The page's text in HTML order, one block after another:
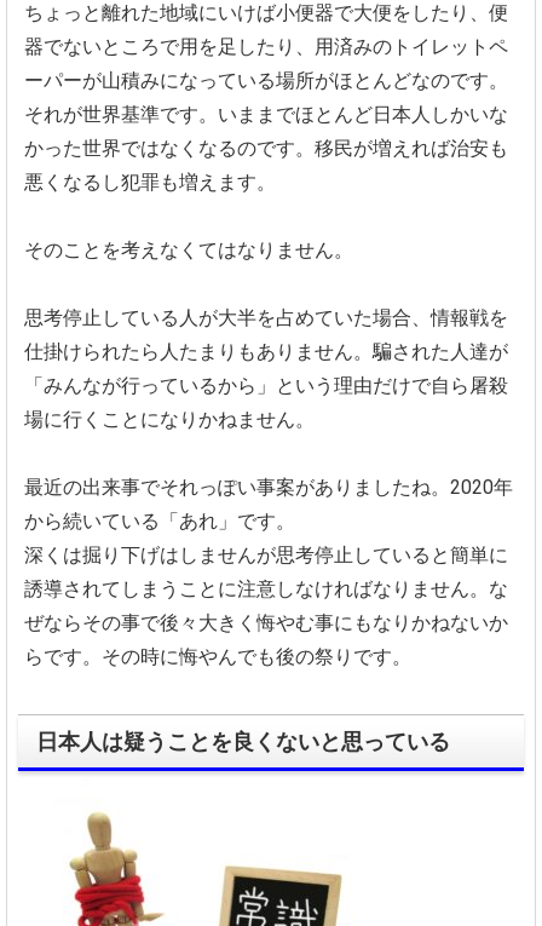
ちょっと離れた地域にいけば小便器で大便をしたり、便
器でないところで用を足したり、用済みのトイレットペ
ーパーが山積みになっている場所がほとんどなのです。
それが世界基準です。いままでほとんど日本人しかいな
かった世界ではなくなるのです。移民が増えれば治安も
悪くなるし犯罪も増えます。
そのことを考えなくてはなりません。
思考停止している人が大半を占めていた場合、情報戦を
仕掛けられたら人たまりもありません。騙された人達が
「みんなが行っているから」という理由だけで自ら屠殺
場に行くことになりかねません。
最近の出来事でそれっぽい事案がありましたね。2020年
から続いている「あれ」です。
深くは掘り下げはしませんが思考停止していると簡単に
誘導されてしまうことに注意しなければなりません。な
ぜならその事で後々大きく悔やむ事にもなりかねないか
らです。その時に悔やんでも後の祭りです。
日本人は疑うことを良くないと思っている